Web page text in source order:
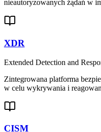
nieautoryzowanych żądań w
XDR
Extended Detection and
Zintegrowana platforma
w celu wykrywania i
CISM